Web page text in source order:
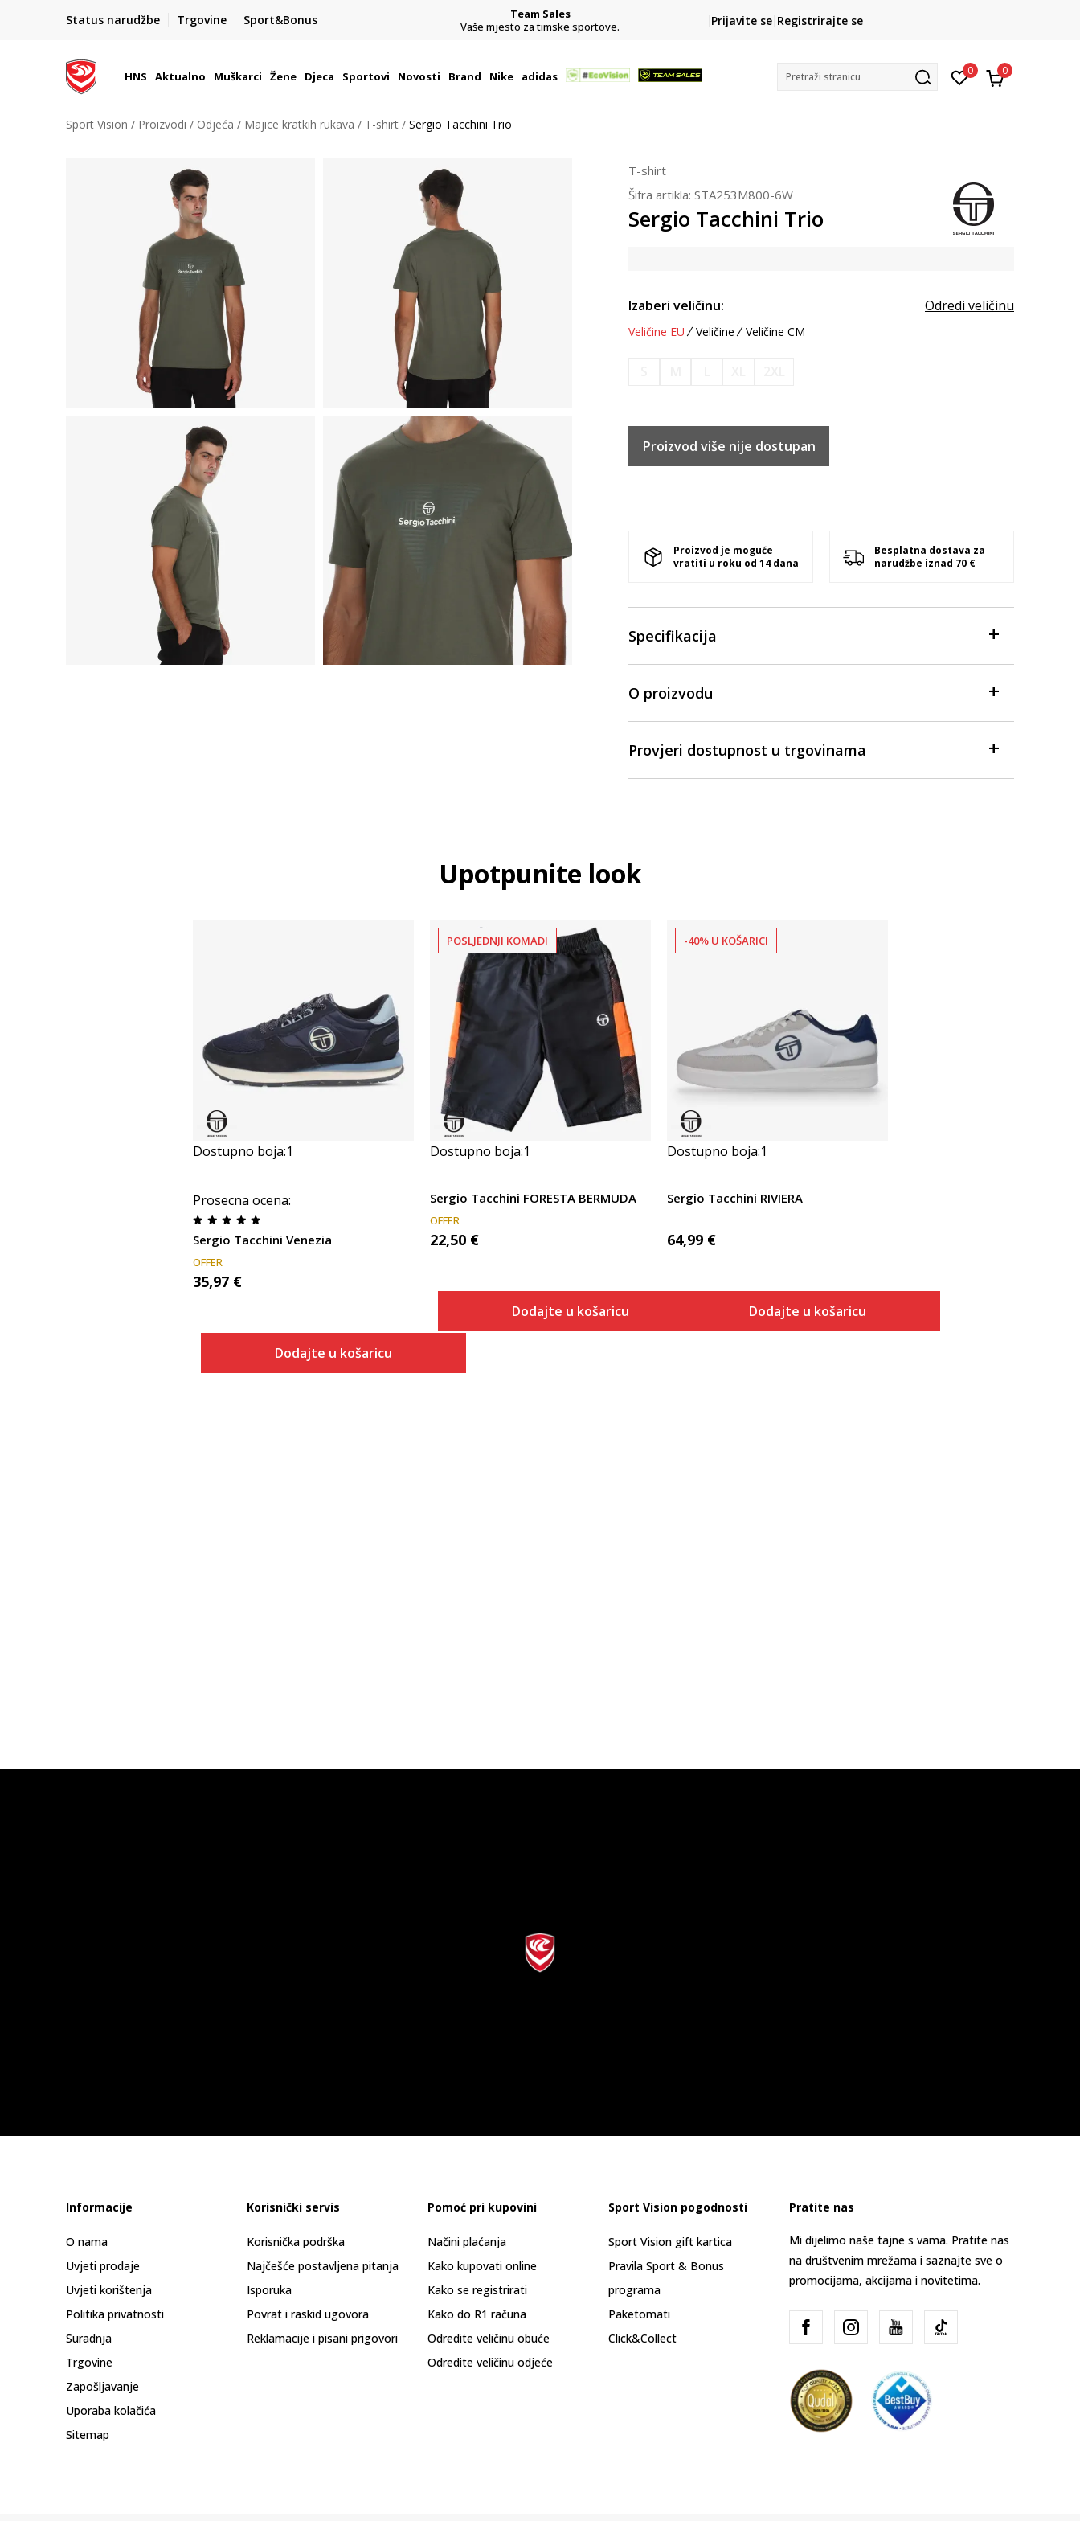
Status narudžbe Trgovine Sport&Bonus
BOX NOW
Dostava 1,50 €
| Više od 800 paketomata u Hrvatskoj
Team Sales
Vaše mjesto za timske sportove.
CLICK& COLLECT
besplatno preuzimanje u trgovini
Prijavite se Registrirajte se
HNS Aktualno Muškarci Žene Djeca Sportovi Novosti Brand Nike adidas Pretraži stranicu 0 0
Sport Vision Proizvodi Odjeća Majice kratkih rukava T-shirt Sergio Tacchini Trio
T-shirt
Šifra artikla: STA253M800-6W
Sergio Tacchini Trio
Izaberi veličinu: Odredi veličinu
Veličine EU Veličine Veličine CM
Proizvod više nije dostupan
Proizvod je moguće
vratiti u roku od 14 dana
Besplatna dostava za
narudžbe iznad 70 €
Specifikacija
O proizvodu
Provjeri dostupnost u trgovinama
Upotpunite look
Dostupno boja:1
Prosecna ocena:
Sergio Tacchini Venezia
OFFER
35,97 €
Dodajte u košaricu
POSLJEDNJI KOMADI
Dostupno boja:1
Sergio Tacchini FORESTA BERMUDA
OFFER
22,50 €
Dodajte u košaricu
-40% U KOŠARICI
Dostupno boja:1
Sergio Tacchini RIVIERA
64,99 €
Dodajte u košaricu
Informacije
O nama
Uvjeti prodaje
Uvjeti korištenja
Politika privatnosti
Suradnja
Trgovine
Zapošljavanje
Uporaba kolačića
Sitemap
Korisnički servis
Korisnička podrška
Najčešće postavljena pitanja
Isporuka
Povrat i raskid ugovora
Reklamacije i pisani prigovori
Pomoć pri kupovini
Načini plaćanja
Kako kupovati online
Kako se registrirati
Kako do R1 računa
Odredite veličinu obuće
Odredite veličinu odjeće
Sport Vision pogodnosti
Sport Vision gift kartica
Pravila Sport & Bonus
programa
Paketomati
Click&Collect
Pratite nas
Mi dijelimo naše tajne s vama. Pratite nas
na društvenim mrežama i saznajte sve o
promocijama, akcijama i novitetima.